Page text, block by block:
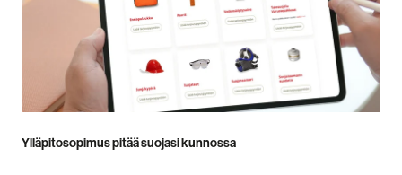
Ylläpitosopimus pitää suojasi kunnossa